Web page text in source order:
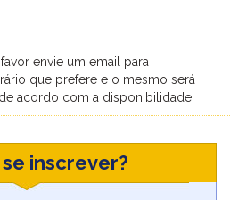
envie um email para
que prefere e o mesmo será
acordo com a disponibilidade.
inscrever?